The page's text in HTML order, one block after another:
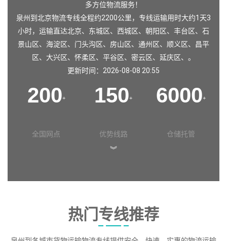
多方位物流服务！
泉州到北京物流专线全程约2200公里，专线运输用时大约1天3
小时，运输直达北京、 东城区、 西城区、 朝阳区、 丰台区、 石
景山区、 海淀区、 门头沟区、 房山区、 通州区、 顺义区、 昌平
区、 大兴区、 怀柔区、 平谷区、 密云区、 延庆区、。
更新时间：2026-08-08 20:55
200+
全国网点
150+
优势线路
6000+
仓储托管
︾
热门专线推荐